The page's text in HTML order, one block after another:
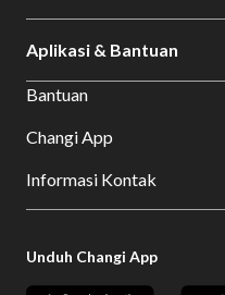
Aplikasi & Bantuan
Bantuan
Changi App
Informasi Kontak
Unduh Changi App